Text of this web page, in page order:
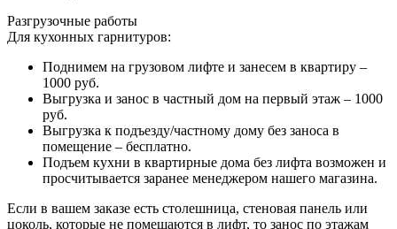
Разгрузочные работы
Для кухонных гарнитуров:
Поднимем на грузовом лифте и занесем в квартиру –
1000 руб.
Выгрузка и занос в частный дом на первый этаж – 1000
руб.
Выгрузка к подъезду/частному дому без заноса в
помещение – бесплатно.
Подъем кухни в квартирные дома без лифта возможен и
просчитывается заранее менеджером нашего магазина.
Если в вашем заказе есть столешница, стеновая панель или
цоколь, которые не помещаются в лифт, то занос по этажам